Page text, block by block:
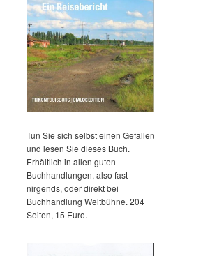
Tun Sie sich selbst einen Gefallen
und lesen Sie dieses Buch.
Erhältlich in allen guten
Buchhandlungen, also fast
nirgends, oder direkt bei
Buchhandlung Weltbühne. 204
Seiten, 15 Euro.